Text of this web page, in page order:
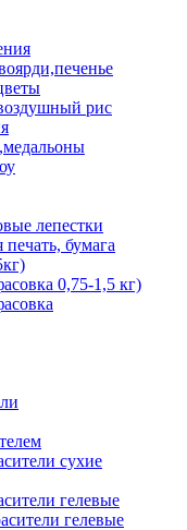
рис
лепестки
бумага
0,75-1,5 кг)
сухие
гелевые
гелевые